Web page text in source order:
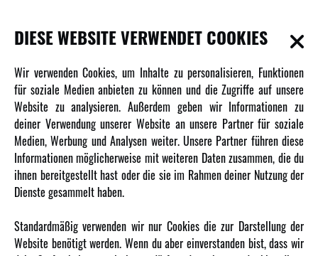
INFORMATIONEN
Newsletter
Über uns
Karriere
Amewi Kataloge
MEHR VON AMEWI
Amewi Construction - Nutzfahrzeuge
DIESE WEBSITE VERWENDET COOKIES
Wir verwenden Cookies, um Inhalte zu personalisieren, Funktionen
für soziale Medien anbieten zu können und die Zugriffe auf unsere
Website zu analysieren. Außerdem geben wir Informationen zu
deiner Verwendung unserer Website an unsere Partner für soziale
Medien, Werbung und Analysen weiter. Unsere Partner führen diese
Informationen möglicherweise mit weiteren Daten zusammen, die du
ihnen bereitgestellt hast oder die sie im Rahmen deiner Nutzung der
Dienste gesammelt haben.
Standardmäßig verwenden wir nur Cookies die zur Darstellung der
Website benötigt werden. Wenn du aber einverstanden bist, dass wir